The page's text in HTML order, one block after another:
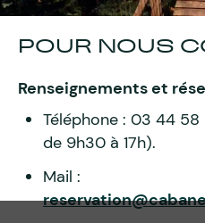
POUR NOUS
Renseignements et
Téléphone : 03 44
de 9h30 à 17h).
Mail :